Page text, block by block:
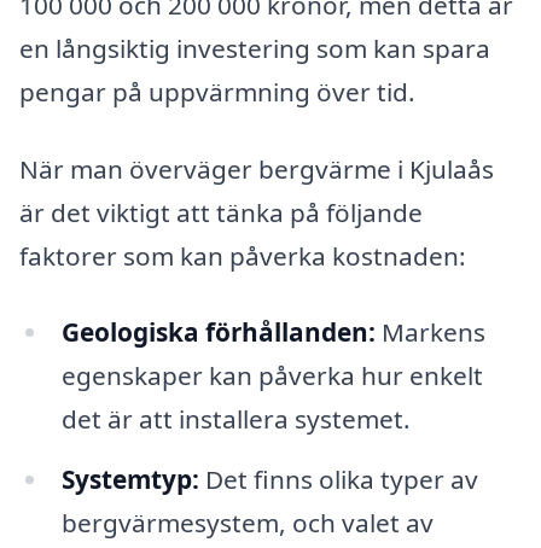
en långsiktig investering som kan spara
pengar på uppvärmning över tid.
När man överväger bergvärme i Kjulaås
är det viktigt att tänka på följande
faktorer som kan påverka kostnaden:
Geologiska förhållanden: Markens
egenskaper kan påverka hur enkelt
det är att installera systemet.
Systemtyp: Det finns olika typer av
bergvärmesystem, och valet av